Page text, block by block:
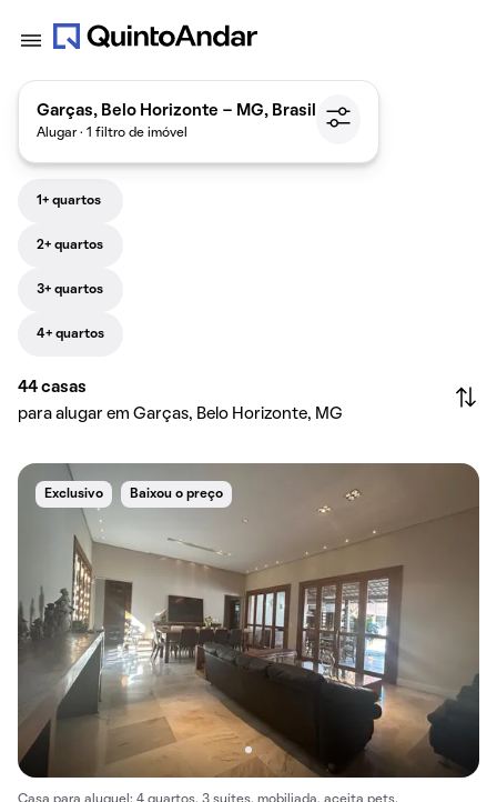
Garças, Belo Horizonte - MG, Brasil
Alugar · 1 filtro de imóvel
1+ quartos
2+ quartos
3+ quartos
4+ quartos
44 casas
para alugar em Garças, Belo Horizonte, MG
Exclusivo Baixou o preço